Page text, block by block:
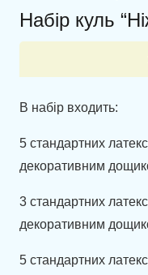
Набір куль
В набір входить:
5 стандартних
декоративним
3 стандартних
декоративним
5 стандартних